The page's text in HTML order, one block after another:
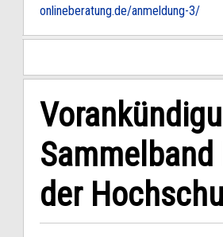
onlineberatung.de/anmeldung-3/
Sammelband
der